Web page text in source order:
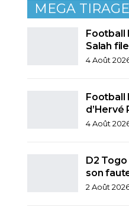
MEGA TIRAGE
Football
Salah
4 Août
Football
d’Hervé
4 Août
D2 Togo
son
2 Août